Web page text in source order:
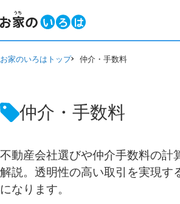
お家のいろはトップ 仲介・手数料
仲介・手数料
不動産会社選びや仲介手数料の計
解説。透明性の高い取引を実現す
になります。